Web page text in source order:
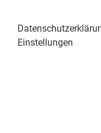
Einstellungen